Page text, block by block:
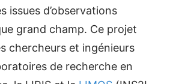
issues d’observations
grand champ. Ce projet
chercheurs et ingénieurs
de recherche en